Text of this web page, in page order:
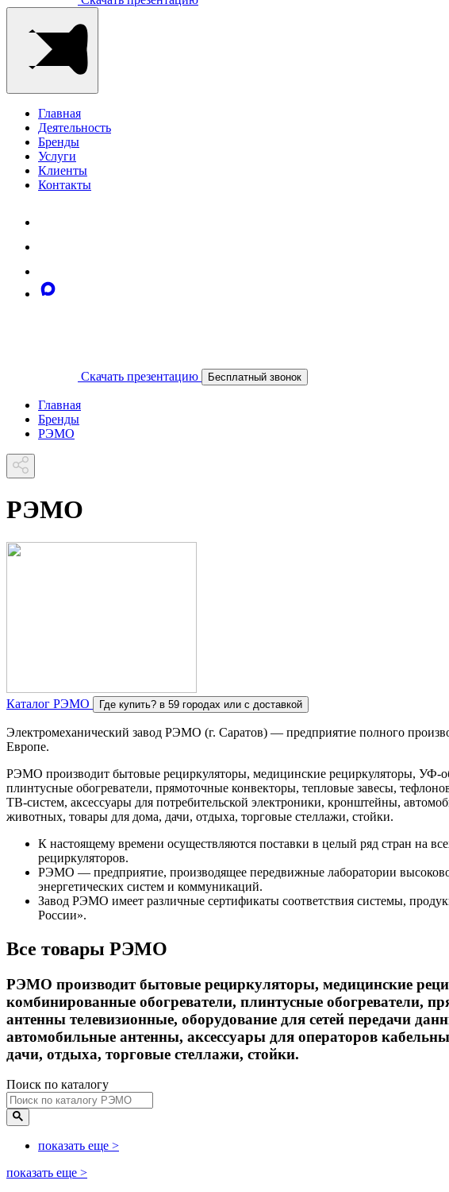
Главная
Деятельность
Бренды
Услуги
Клиенты
Контакты
Скачать презентацию Бесплатный звонок
Главная
Бренды
РЭМО
РЭМО
Каталог РЭМО Где купить? в 59 городах или с доставкой
Электромеханический завод РЭМО (г. Саратов) — предприятие полного
Европе.
РЭМО производит бытовые рециркуляторы, медицинские рециркуляторы, УФ-
плинтусные обогреватели, прямоточные конвекторы, тепловые завесы,
ТВ-систем, аксессуары для потребительской электроники, кронштейны,
животных, товары для дома, дачи, отдыха, торговые стеллажи, стойки.
К настоящему времени осуществляются поставки в целый ряд стран на
рециркуляторов.
РЭМО — предприятие, производящее передвижные лаборатории
энергетических систем и коммуникаций.
Завод РЭМО имеет различные сертификаты соответствия системы,
России».
Все товары РЭМО
РЭМО производит бытовые рециркуляторы, медицинские
комбинированные обогреватели, плинтусные обогреватели,
антенны телевизионные, оборудование для сетей передачи
автомобильные антенны, аксессуары для операторов
дачи, отдыха, торговые стеллажи, стойки.
Поиск по каталогу
показать еще >
показать еще >